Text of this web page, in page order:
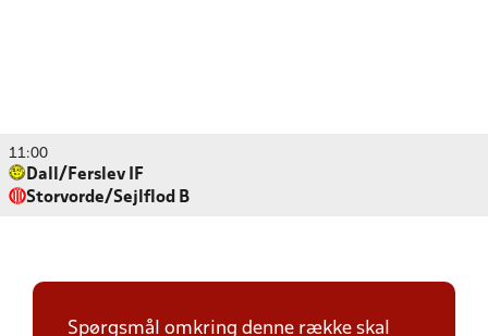
11:00
Dall/Ferslev IF
Storvorde/Sejlflod B
Spørgsmål omkring denne række skal